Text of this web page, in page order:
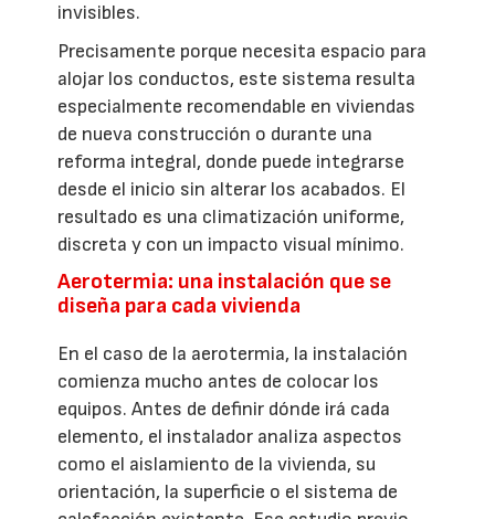
invisibles.
Precisamente porque necesita espacio para
alojar los conductos, este sistema resulta
especialmente recomendable en viviendas
de nueva construcción o durante una
reforma integral, donde puede integrarse
desde el inicio sin alterar los acabados. El
resultado es una climatización uniforme,
discreta y con un impacto visual mínimo.
Aerotermia: una instalación que se
diseña para cada vivienda
En el caso de la aerotermia, la instalación
comienza mucho antes de colocar los
equipos. Antes de definir dónde irá cada
elemento, el instalador analiza aspectos
como el aislamiento de la vivienda, su
orientación, la superficie o el sistema de